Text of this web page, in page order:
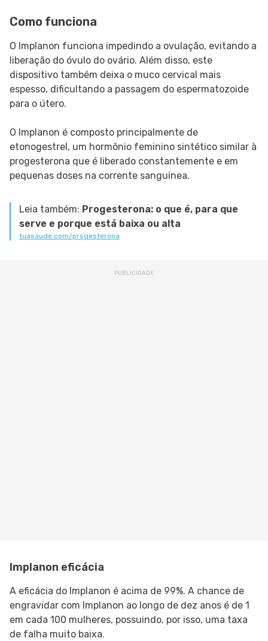
Como funciona
O Implanon funciona impedindo a ovulação, evitando a
liberação do óvulo do ovário. Além disso, este
dispositivo também deixa o muco cervical mais
espesso, dificultando a passagem do espermatozoide
para o útero.
O Implanon é composto principalmente de
etonogestrel, um hormônio feminino sintético similar à
progesterona que é liberado constantemente e em
pequenas doses na corrente sanguínea.
Leia também: Progesterona: o que é, para que
serve e porque está baixa ou alta
tuasaude.com/progesterona
Implanon eficácia
A eficácia do Implanon é acima de 99%. A chance de
engravidar com Implanon ao longo de dez anos é de 1
em cada 100 mulheres, possuindo, por isso, uma taxa
de falha muito baixa.